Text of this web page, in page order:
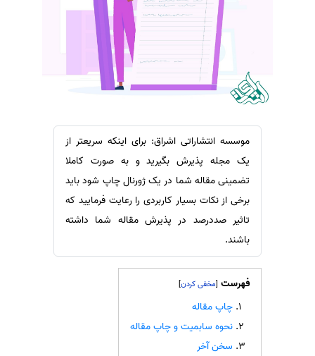
ترجمه عربی به فارسی
مشاهده همه زبان ها
سفارش ویرایش
سفارش پارافریز
سفارش فرمت‌بندی
سفارش کاهش کمیت
سفارش معرفی مجله
سفارش معرفی مقاله
سفارش معرفی کتاب
سفارش چکیده مبسوط
سفارش ترجمه مولتی‌مدیا
سفارش گویندگی
سفارش تولید محتوا
سفارش ترجمه همزمان
سفارش چکیده گرافیکی
سفارش تهیه کاورلتر
سفارش انگیزه‌نامه‌SOP
موسسه انتشاراتی اشراق: برای اینکه سریعتر از
یک مجله پذیرش بگیرید و به صورت کاملا
تضمینی مقاله شما در یک ژورنال چاپ شود باید
برخی از نکات بسیار کاربردی را رعایت فرمایید که
تاثیر صددرصد در پذیرش مقاله شما داشته
باشند.
فهرست [
]
چاپ مقاله
نحوه سابمیت و چاپ مقاله
سخن آخر